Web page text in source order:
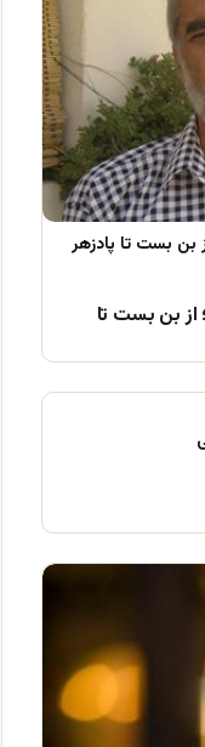
از بن بست تا